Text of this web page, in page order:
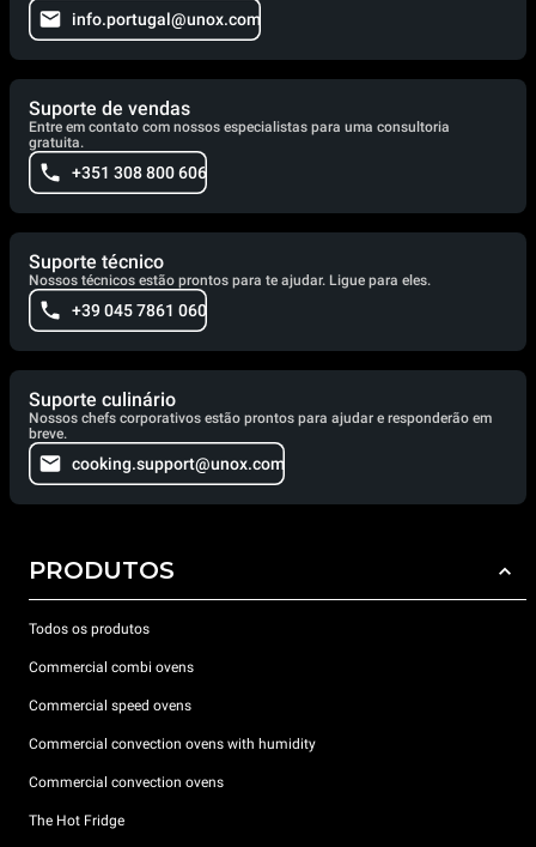
info.portugal@unox.com
Suporte de vendas
Entre em contato com nossos especialistas para uma consultoria
gratuita.
+351 308 800 606
Suporte técnico
Nossos técnicos estão prontos para te ajudar. Ligue para eles.
+39 045 7861 060
Suporte culinário
Nossos chefs corporativos estão prontos para ajudar e responderão em
breve.
cooking.support@unox.com
PRODUTOS
Todos os produtos
Commercial combi ovens
Commercial speed ovens
Commercial convection ovens with humidity
Commercial convection ovens
The Hot Fridge